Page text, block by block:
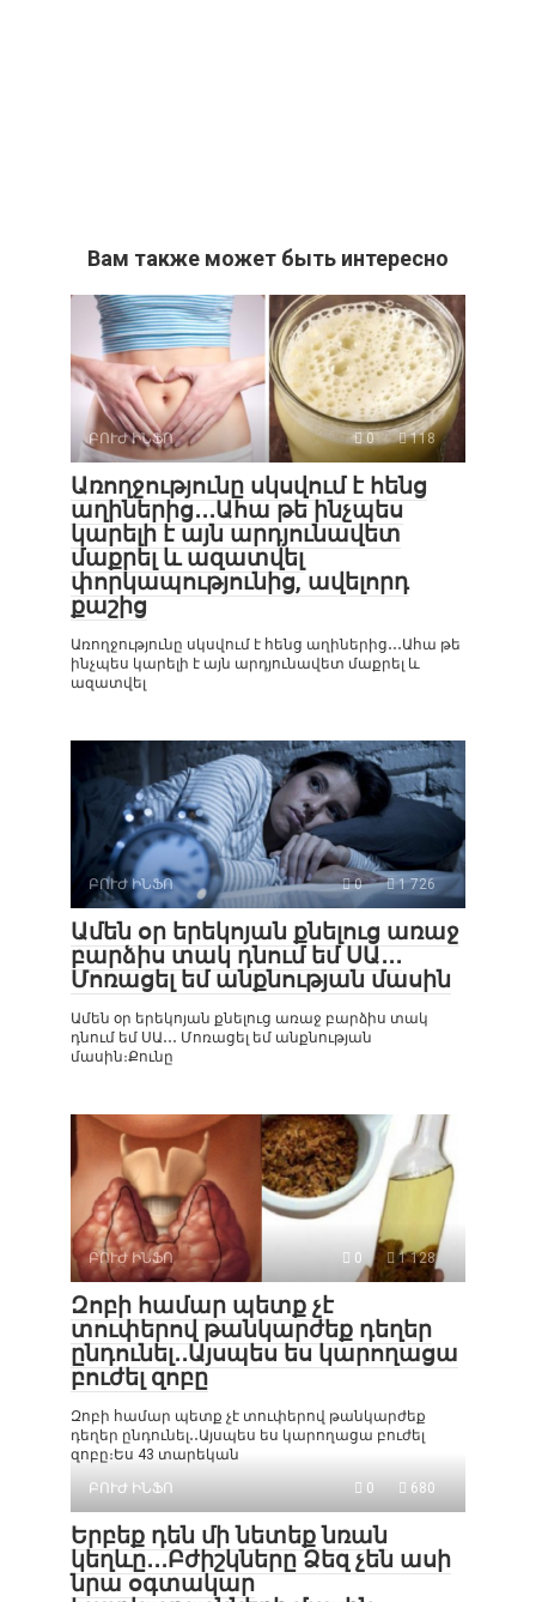
Вам также может быть интересно
ԲՈՒԺ ԻՆՖՈ 0 118
Առողջությունը սկսվում է հենց
աղիներից․․․Ահա թե ինչպես
կարելի է այն արդյունավետ
մաքրել և ազատվել
փորկապությունից, ավելորդ
քաշից
Առողջությունը սկսվում է հենց աղիներից․․․Ահա թե
ինչպես կարելի է այն արդյունավետ մաքրել և
ազատվել
ԲՈՒԺ ԻՆՖՈ 0 1 726
Ամեն օր երեկոյան քնելուց առաջ
բարձիս տակ դնում եմ ՍԱ․․․
Մոռացել եմ անքնության մասին
Ամեն օր երեկոյան քնելուց առաջ բարձիս տակ
դնում եմ ՍԱ․․․ Մոռացել եմ անքնության
մասին։Քունը
ԲՈՒԺ ԻՆՖՈ 0 1 128
Զոբի համար պետք չէ
տուփերով թանկարժեք դեղեր
ընդունել․․Այսպես ես կարողացա
բուժել զոբը
Զոբի համար պետք չէ տուփերով թանկարժեք
դեղեր ընդունել․․Այսպես ես կարողացա բուժել
զոբը։Ես 43 տարեկան
ԲՈՒԺ ԻՆՖՈ
0 680
Երբեք դեն մի նետեք նռան
կեղևը․․․Բժիշկները Ձեզ չեն ասի
նրա օգտակար